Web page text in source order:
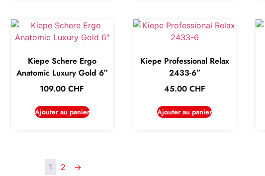
Kiepe Schere Ergo
Anatomic Luxury Gold 6″
109.00CHF
Ajouter au panier
Kiepe Professional Relax
2433-6″
45.00 CHF
Ajouter au panier
1 2 →